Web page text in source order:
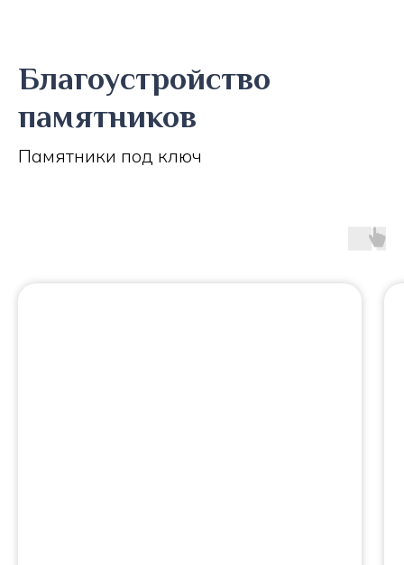
Благоустройство
памятников
Памятники под ключ